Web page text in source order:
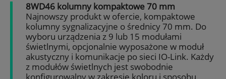
8WD46 kolumny kompaktowe 70 mm
Najnowszy produkt w ofercie, kompaktowe
kolumny sygnalizacyjne o średnicy 70 mm. Do
wyboru urządzenia z 9 lub 15 modułami
świetlnymi, opcjonalnie wyposażone w moduł
akustyczny i komunikacje po sieci IO-Link. Każdy
z modułów świetlnych jest swobodnie